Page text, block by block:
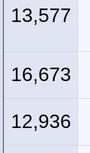
13,577
16,673
12,936